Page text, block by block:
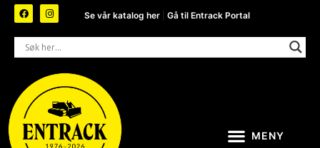
Se vår katalog her |Gå til Entrack Portal